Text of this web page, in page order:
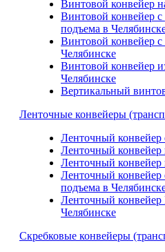
Винтовой конвейер
Винтовой конвейер
подъема в
Винтовой конвейер
Челябинске
Винтовой конвейер
Челябинске
Вертикальный
Ленточные конвейеры
Ленточный конвейер
Ленточный конвейер
Ленточный
Ленточный конвейер
подъема в
Ленточный
Челябинске
Скребковые конвейеры